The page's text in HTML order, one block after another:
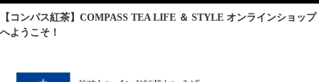
【コンパス紅茶】COMPASS TEA LIFE ＆ STYLE オンラインショップ
へようこそ！